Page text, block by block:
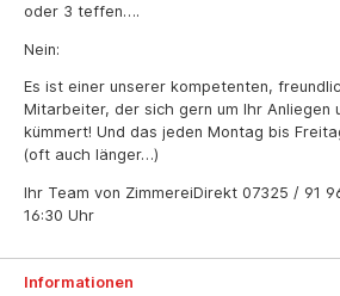
oder 3 teffen….
Nein:
Es ist einer unserer kompetenten,
Mitarbeiter, der sich gern um Ihr Anliegen
kümmert! Und das jeden Montag bis
(oft auch länger…)
Ihr Team von ZimmereiDirekt 07325 / 91
16:30 Uhr
Informationen